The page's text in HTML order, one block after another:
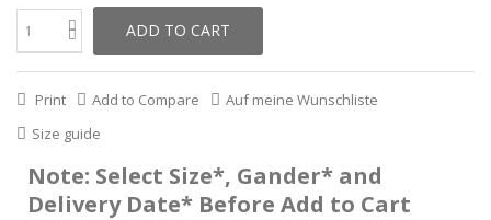
ADD TO CART
Print Add to Compare
Auf meine Wunschliste
Size guide
Note: Select Size*, Gander* and
Delivery Date* Before Add to Cart